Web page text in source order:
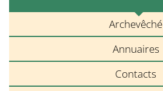
Archevêché
Annuaires
Contacts